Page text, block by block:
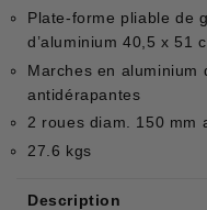
Plate-forme pliable de
d’aluminium 40,5 x 51
Marches en aluminium
antidérapantes
2 roues diam. 150 mm
27.6 kgs
Description